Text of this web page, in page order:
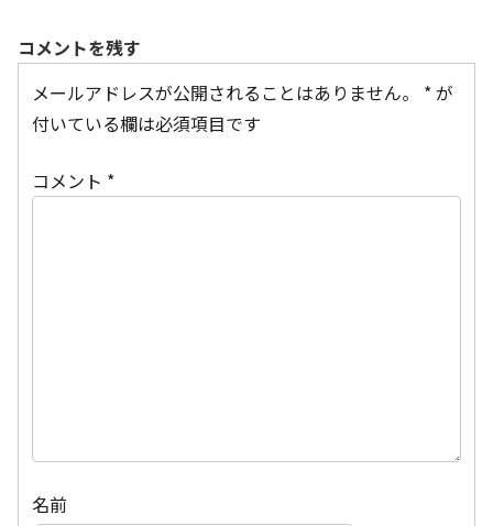
コメントを残す
メールアドレスが公開されることはありません。
*が
付いている欄は必須項目です
コメント *
名前